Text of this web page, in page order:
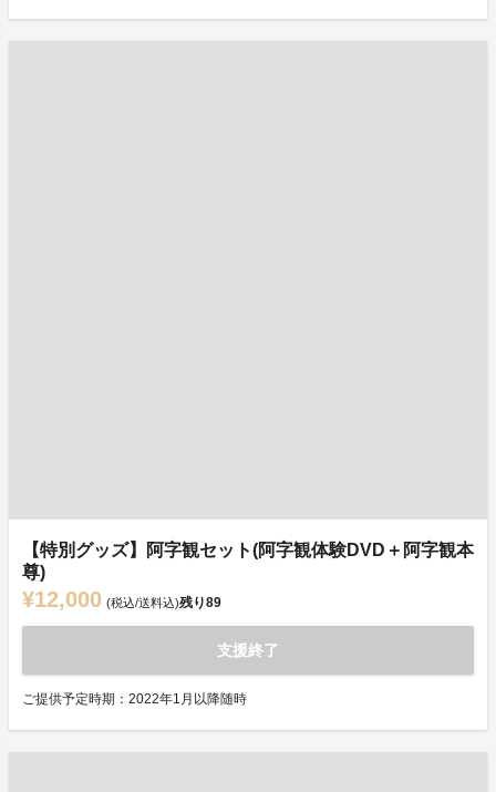
【特別グッズ】阿字観セット(阿字観体験DVD＋阿字観本
尊)
¥12,000 (税込/送料込)残り89
支援終了
ご提供予定時期：2022年1月以降随時